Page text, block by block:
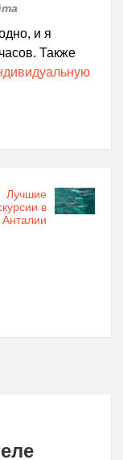
и я
Также
Лучшие
в
Анталии